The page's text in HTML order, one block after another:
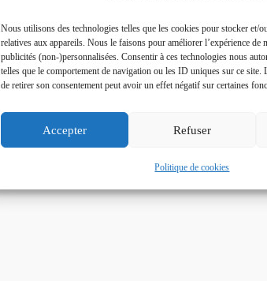
Nous utilisons des technologies telles que les cookies pour stocker et/
relatives aux appareils. Nous le faisons pour améliorer l’expérience de
publicités (non-)personnalisées. Consentir à ces technologies nous
telles que le comportement de navigation ou les ID uniques sur ce site.
de retirer son consentement peut avoir un effet négatif sur certaines
Accepter Refuser
Politique de cookies